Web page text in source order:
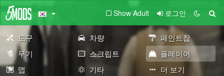
Show Adult 로그인
도구 차량
페인트잡
무기
스크립트
플레이어
맵
기타 더 보기